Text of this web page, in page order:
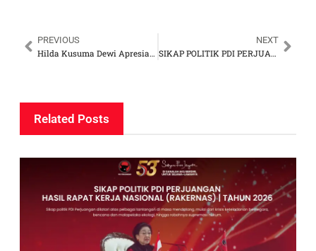
PREVIOUS
Hilda Kusuma Dewi Apresiasi Operasi Modifikasi Cuaca BPBD DKI Jakarta
NEXT
SIKAP POLITIK PDI PERJUANGAN HASIL RAPAT KERJA NASIONAL (RAKERNAS) I TAHUN 2026
Related Posts